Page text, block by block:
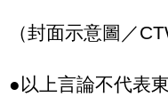
（封面示意圖／
●以上言論不代表